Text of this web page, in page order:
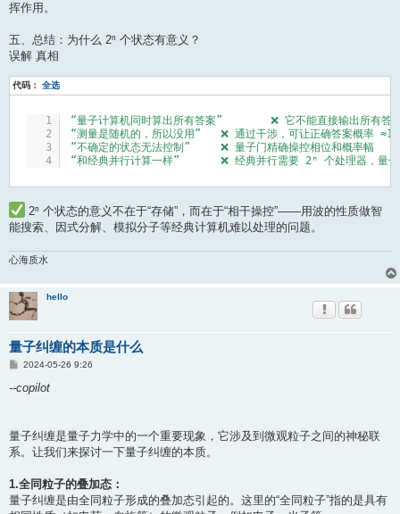
挥作用。
五、总结：为什么 2ⁿ 个状态有意义？
误解 真相
代码： 全选
“量子计算机同时算出所有答案”	❌ 它不能直接输出所有答
“测量是随机的，所以没用”	❌ 通过干涉，可让正确答案概率
“不确定的状态无法控制”	❌ 量子门精确操控相位和概率幅
“和经典并行计算一样”	❌ 经典并行需要 2ⁿ 个处
2ⁿ 个状态的意义不在于“存储”，而在于“相干操控”——用波的性质做智
能搜索、因式分解、模拟分子等经典计算机难以处理的问题。
心海质水
hello
量子纠缠的本质是什么
帖
2024-05-26 9:26
--copilot
量子纠缠是量子力学中的一个重要现象，它涉及到微观粒子之间的神秘联
系。让我们来探讨一下量子纠缠的本质。
1.全同粒子的叠加态：
量子纠缠是由全同粒子形成的叠加态引起的。这里的“全同粒子”指的是具有